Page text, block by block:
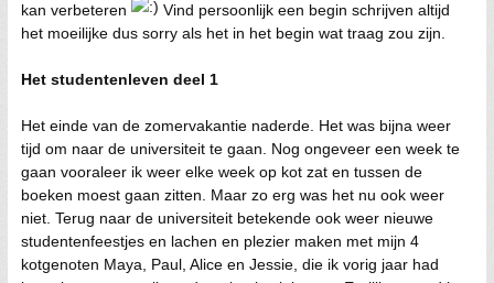
kan verbeteren
Vind persoonlijk een begin schrijven altijd
het moeilijke dus sorry als het in het begin wat traag zou zijn.
Het studentenleven deel 1
Het einde van de zomervakantie naderde. Het was bijna weer
tijd om naar de universiteit te gaan. Nog ongeveer een week te
gaan vooraleer ik weer elke week op kot zat en tussen de
boeken moest gaan zitten. Maar zo erg was het nu ook weer
niet. Terug naar de universiteit betekende ook weer nieuwe
studentenfeestjes en lachen en plezier maken met mijn 4
kotgenoten Maya, Paul, Alice en Jessie, die ik vorig jaar had